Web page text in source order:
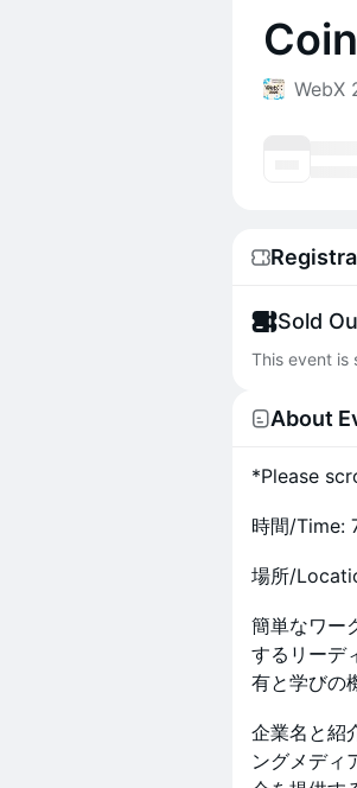
WebX
Sold
This event is
About
​*Please
時間/Time:
場所/
簡単なワー
するリーデ
有と学びの
企業名と紹
ングメディ